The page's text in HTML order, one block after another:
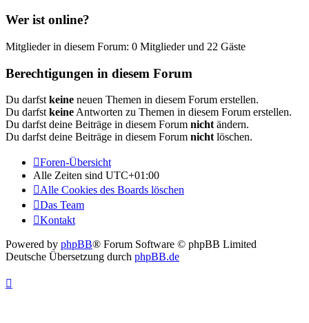
Wer ist online?
Mitglieder in diesem Forum: 0 Mitglieder und 22 Gäste
Berechtigungen in diesem Forum
Du darfst keine neuen Themen in diesem Forum erstellen.
Du darfst keine Antworten zu Themen in diesem Forum erstellen.
Du darfst deine Beiträge in diesem Forum nicht ändern.
Du darfst deine Beiträge in diesem Forum nicht löschen.
Foren-Übersicht
Alle Zeiten sind UTC+01:00
Alle Cookies des Boards löschen
Das Team
Kontakt
Powered by phpBB® Forum Software © phpBB Limited
Deutsche Übersetzung durch phpBB.de